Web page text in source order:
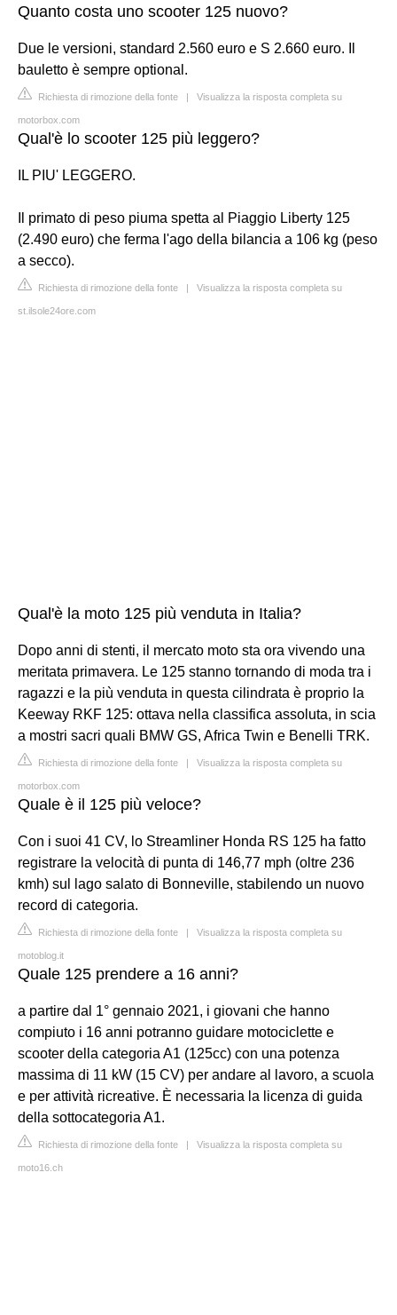
Quanto costa uno scooter 125 nuovo?
Due le versioni, standard 2.560 euro e S 2.660 euro. Il
bauletto è sempre optional.
Richiesta di rimozione della fonte | Visualizza la risposta completa su
motorbox.com
Qual'è lo scooter 125 più leggero?
IL PIU' LEGGERO.
Il primato di peso piuma spetta al Piaggio Liberty 125
(2.490 euro) che ferma l'ago della bilancia a 106 kg (peso
a secco).
Richiesta di rimozione della fonte | Visualizza la risposta completa su
st.ilsole24ore.com
Qual'è la moto 125 più venduta in Italia?
Dopo anni di stenti, il mercato moto sta ora vivendo una
meritata primavera. Le 125 stanno tornando di moda tra i
ragazzi e la più venduta in questa cilindrata è proprio la
Keeway RKF 125: ottava nella classifica assoluta, in scia
a mostri sacri quali BMW GS, Africa Twin e Benelli TRK.
Richiesta di rimozione della fonte | Visualizza la risposta completa su
motorbox.com
Quale è il 125 più veloce?
Con i suoi 41 CV, lo Streamliner Honda RS 125 ha fatto
registrare la velocità di punta di 146,77 mph (oltre 236
kmh) sul lago salato di Bonneville, stabilendo un nuovo
record di categoria.
Richiesta di rimozione della fonte | Visualizza la risposta completa su
motoblog.it
Quale 125 prendere a 16 anni?
a partire dal 1° gennaio 2021, i giovani che hanno
compiuto i 16 anni potranno guidare motociclette e
scooter della categoria A1 (125cc) con una potenza
massima di 11 kW (15 CV) per andare al lavoro, a scuola
e per attività ricreative. È necessaria la licenza di guida
della sottocategoria A1.
Richiesta di rimozione della fonte | Visualizza la risposta completa su
moto16.ch